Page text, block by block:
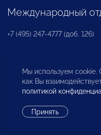
Международный
+7 (495) 247-4777 (доб. 126)
Бюро по защите
инвесторов
Мы используем cookie.
как Вы
политикой
Принять